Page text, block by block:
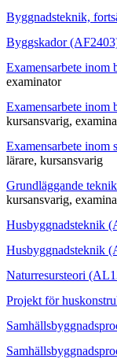
Byggnadsteknik,
Byggskador
Examensarbete
examinator
Examensarbete
kursansvarig,
Examensarbete
lärare, kursansvarig
Grundläggande
kursansvarig,
Husbyggnadsteknik
Husbyggnadsteknik
Naturresursteori
Projekt för